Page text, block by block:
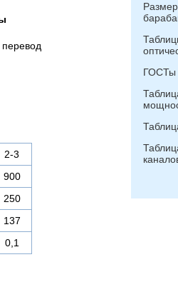
перевод
2-3
900
250
137
0,1
ГОСТы